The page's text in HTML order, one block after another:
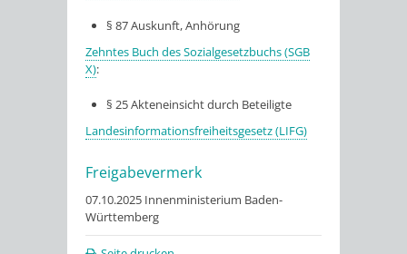
§ 87Auskunft, Anhörung
Zehntes Buch des Sozialgesetzbuchs (SGB
X):
§ 25Akteneinsicht durch Beteiligte
Landesinformationsfreiheitsgesetz (LIFG)
Freigabevermerk
07.10.2025 Innenministerium Baden-
Württemberg